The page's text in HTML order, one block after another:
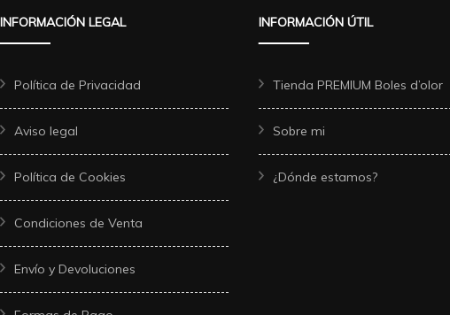
INFORMACIÓN LEGAL
Política de Privacidad
Aviso legal
Política de Cookies
Condiciones de Venta
Envío y Devoluciones
INFORMACIÓN ÚTIL
Tienda PREMIUM Boles d’olor
Sobre mi
¿Dónde estamos?